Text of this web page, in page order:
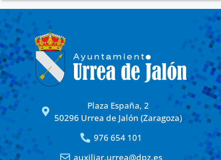
Plaza España, 2
50296 Urrea de Jalón (Zaragoza)
976 654 101
auxiliar.urrea@dpz.es